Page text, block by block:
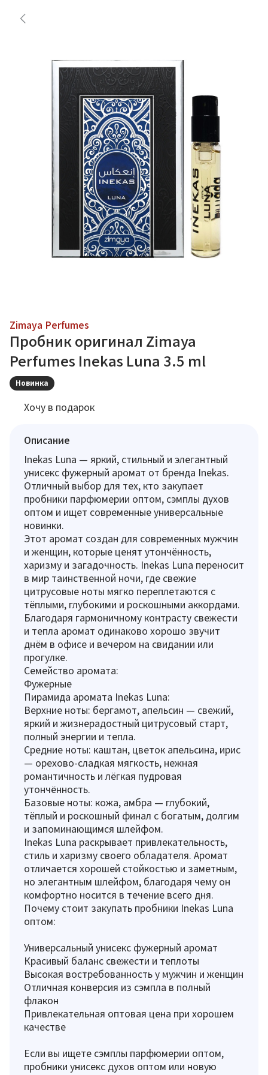
Zimaya Perfumes
Пробник оригинал Zimaya
Perfumes Inekas Luna 3.5 ml
Новинка
Хочу в подарок
Описание
Inekas Luna — яркий, стильный и элегантный
унисекс фужерный аромат от бренда Inekas.
Отличный выбор для тех, кто закупает
пробники парфюмерии оптом, сэмплы духов
оптом и ищет современные универсальные
новинки.
Этот аромат создан для современных мужчин
и женщин, которые ценят утончённость,
харизму и загадочность. Inekas Luna переносит
в мир таинственной ночи, где свежие
цитрусовые ноты мягко переплетаются с
тёплыми, глубокими и роскошными аккордами.
Благодаря гармоничному контрасту свежести
и тепла аромат одинаково хорошо звучит
днём в офисе и вечером на свидании или
прогулке.
Семейство аромата:
Фужерные
Пирамида аромата Inekas Luna:
Верхние ноты: бергамот, апельсин — свежий,
яркий и жизнерадостный цитрусовый старт,
полный энергии и тепла.
Средние ноты: каштан, цветок апельсина, ирис
— орехово-сладкая мягкость, нежная
романтичность и лёгкая пудровая
утончённость.
Базовые ноты: кожа, амбра — глубокий,
тёплый и роскошный финал с богатым, долгим
и запоминающимся шлейфом.
Inekas Luna раскрывает привлекательность,
стиль и харизму своего обладателя. Аромат
отличается хорошей стойкостью и заметным,
но элегантным шлейфом, благодаря чему он
комфортно носится в течение всего дня.
Почему стоит закупать пробники Inekas Luna
оптом:
Универсальный унисекс фужерный аромат
Красивый баланс свежести и теплоты
Высокая востребованность у мужчин и женщин
Отличная конверсия из сэмпла в полный
флакон
Привлекательная оптовая цена при хорошем
качестве
Если вы ищете сэмплы парфюмерии оптом,
пробники унисекс духов оптом или новую